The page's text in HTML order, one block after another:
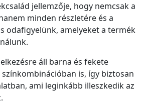
jellemzője, hogy nemcsak a
minden részletére és a
odafigyelünk, amelyeket a termék
áll barna és fekete
is, így biztosan
ami leginkább illeszkedik az